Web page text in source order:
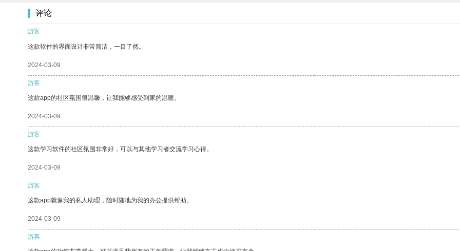
评论
游客
这款软件的界面设计非常简洁，一目了然。
2024-03-09
游客
这款app的社区氛围很温馨，让我能够感受到家的温暖。
2024-03-09
游客
这款学习软件的社区氛围非常好，可以与其他学习者交流学习心得。
2024-03-09
游客
这款app就像我的私人助理，随时随地为我的办公提供帮助。
2024-03-09
游客